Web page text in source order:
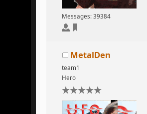
Messages: 39384
MetalDen
team1
Hero